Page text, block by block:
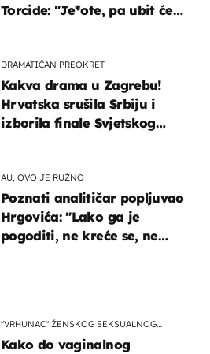
"VRHUNAC" ŽENSKOG SEKSUALNOG
Kako do vaginalnog
Torcide: "Je*ote, pa ubit će
DRAMATIČAN PREOKRET
Kakva drama u Zagrebu!
Hrvatska srušila Srbiju i
izborila finale Svjetskog
AU, OVO JE RUŽNO
Poznati analitičar popljuvao
Hrgovića: "Lako ga je
pogoditi, ne kreće se, ne